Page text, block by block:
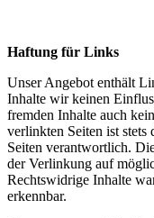
Haftung für Links
Unser Angebot enthält
Inhalte wir keinen
fremden Inhalte auch
verlinkten Seiten ist
Seiten verantwortlich.
der Verlinkung auf
Rechtswidrige Inhalte
erkennbar.